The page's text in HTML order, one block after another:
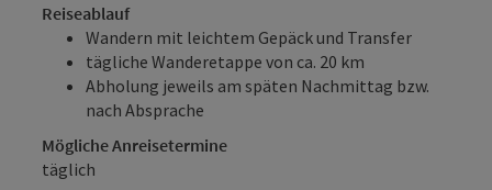
Reiseablauf
Wandern mit leichtem Gepäck und Transfer
tägliche Wanderetappe von ca. 20 km
Abholung jeweils am späten Nachmittag bzw.
nach Absprache
Mögliche Anreisetermine
täglich